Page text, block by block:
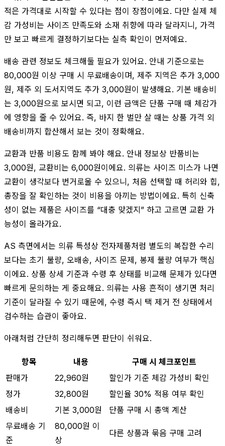
적은 가격대로 시작할 수 있다는 점이 장점이에요. 다만 실제 체
감 가성비는 사이즈 만족도와 소재 취향에 따라 달라지니, 가격
만 보고 빠르게 결정하기보다는 실측 확인이 먼저예요.
배송 관련 정보도 체크해둘 필요가 있어요. 안내 기준으로는
80,000원 이상 구매 시 무료배송이며, 제주 지역은 추가 3,000
원, 제주 외 도서지역도 추가 3,000원이 발생해요. 기본 배송비
는 3,000원으로 보시면 되고, 이런 금액은 단품 구매 때 체감가
에 영향을 줄 수 있어요. 즉, 바지 한 벌만 살 때는 상품 가격 외
배송비까지 합산해서 보는 것이 정확해요.
교환과 반품 비용도 함께 봐야 해요. 안내 정보상 반품비는
3,000원, 교환비는 6,000원이에요. 의류는 사이즈 미스가 나면
교환이 생각보다 번거로울 수 있으니, 처음 선택할 때 허리와 힙,
총장을 잘 확인하는 것이 비용을 아끼는 방법이에요. 특히 신축
성이 없는 제품은 사이즈를 “대충 맞겠지” 하고 고르면 교환 가
능성이 올라가요.
AS 측면에서는 의류 특성상 전자제품처럼 별도의 복잡한 수리
보다는 초기 불량, 오배송, 사이즈 문제, 봉제 불량 여부가 핵심
이에요. 상품 상세 기준과 수령 후 상태를 비교해 문제가 있다면
빠르게 문의하는 게 중요해요. 의류는 사용 흔적이 생기면 처리
기준이 달라질 수 있기 때문에, 수령 즉시 택 제거 전 상태에서
검수하는 습관이 좋아요.
아래처럼 간단히 정리해두면 판단이 쉬워요.
항목 내용
구매 시 체크포인트
판매가
22,960원
할인가 기준 체감 가성비 확인
정가
32,800원
할인율 30% 적용 여부 확인
배송비
기본 3,000원
단품 구매 시 총액 계산
무료배송 기
준
80,000원 이
상
다른 상품과 묶음 구매 고려